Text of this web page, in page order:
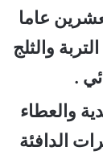
عاما
والثلج
والعطاء
الدافئة